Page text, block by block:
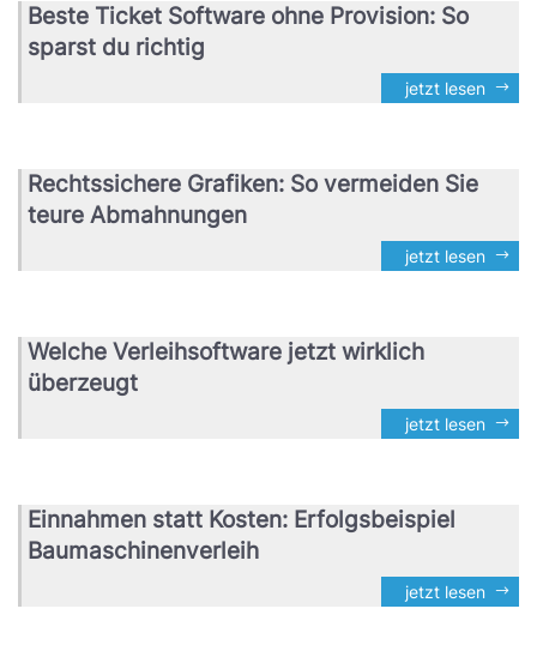
Beste Ticket Software ohne Provision: So
sparst du richtig
jetzt lesen
Rechtssichere Grafiken: So vermeiden Sie
teure Abmahnungen
jetzt lesen
Welche Verleihsoftware jetzt wirklich
überzeugt
jetzt lesen
Einnahmen statt Kosten: Erfolgsbeispiel
Baumaschinenverleih
jetzt lesen